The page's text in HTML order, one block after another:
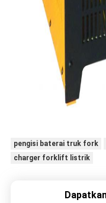
pengisi baterai truk fork
charger forklift listrik